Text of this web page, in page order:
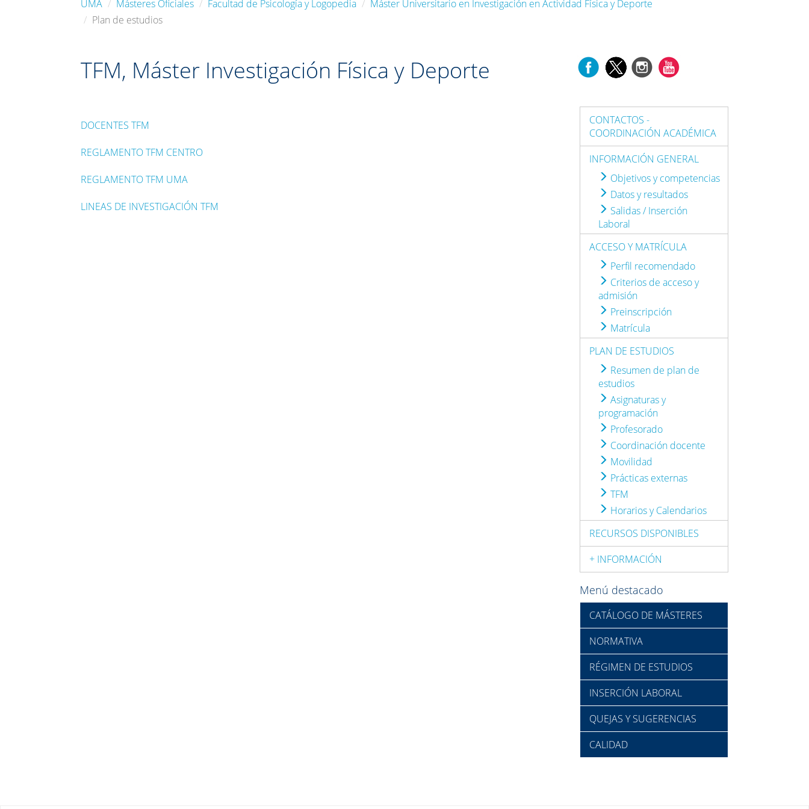
UMA Másteres Oficiales Facultad de Psicología y Logopedia
Máster Universitario en Investigación en Actividad Física y Deporte
Plan de estudios
TFM, Máster Investigación Física y Deporte
DOCENTES TFM
REGLAMENTO TFM CENTRO
REGLAMENTO TFM UMA
LINEAS DE INVESTIGACIÓN TFM
CONTACTOS -
COORDINACIÓN ACADÉMICA
INFORMACIÓN GENERAL
Objetivos y competencias
Datos y resultados
Salidas / Inserción
Laboral
ACCESO Y MATRÍCULA
Perfil recomendado
Criterios de acceso y
admisión
Preinscripción
Matrícula
PLAN DE ESTUDIOS
Resumen de plan de
estudios
Asignaturas y
programación
Profesorado
Coordinación docente
Movilidad
Prácticas externas
TFM
Horarios y Calendarios
RECURSOS DISPONIBLES
+ INFORMACIÓN
Menú destacado
CATÁLOGO DE MÁSTERES
NORMATIVA
RÉGIMEN DE ESTUDIOS
INSERCIÓN LABORAL
QUEJAS Y SUGERENCIAS
CALIDAD